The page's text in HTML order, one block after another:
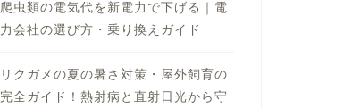
爬虫類の電気代を新電力で下げる｜電
力会社の選び方・乗り換えガイド
リクガメの夏の暑さ対策・屋外飼育の
完全ガイド！熱射病と直射日光から守